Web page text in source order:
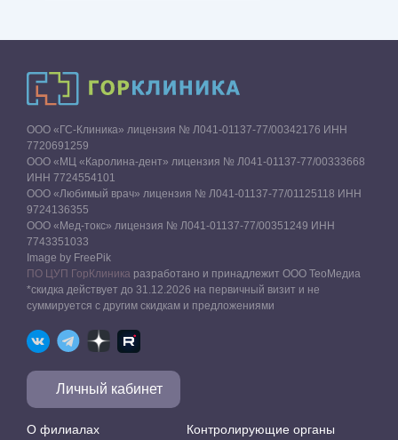
ООО «ГС-Клиника» лицензия № Л041-01137-77/00342176 ИНН
7720691259
ООО «МЦ «Каролина-дент» лицензия № Л041-01137-77/00333668
ИНН 7724554101
ООО «Любимый врач» лицензия № Л041-01137-77/01125118 ИНН
9724136355
ООО «Мед-токс» лицензия № Л041-01137-77/00351249 ИНН
7743351033
Image by FreePik
ПО ЦУП ГорКлиника разработано и принадлежит ООО ТеоМедиа
*скидка действует до 31.12.2026 на первичный визит и не
суммируется с другим скидкам и предложениями
О филиалах
Контролирующие органы
Личный кабинет